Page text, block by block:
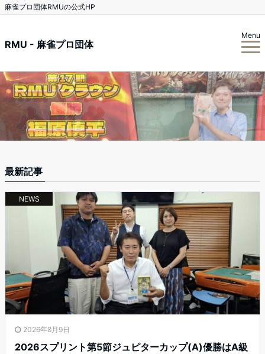
麻雀プロ団体RMUの公式HP
RMU - 麻雀プロ団体
Menu
最新記事
NEWS
2026年8月9日
2026スプリント第5節ジュピターカップ(A)優勝はA級